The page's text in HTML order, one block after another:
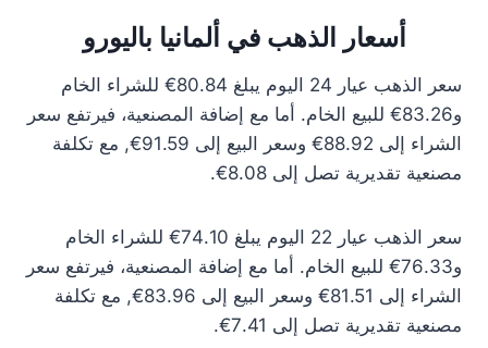
أسعار الذهب في ألمانيا باليورو
سعر الذهب عيار 24 اليوم يبلغ 80.84€ للشراء الخام
و83.26€ للبيع الخام. أما مع إضافة المصنعية، فيرتفع سعر
الشراء إلى 88.92€ وسعر البيع إلى 91.59€, مع تكلفة
مصنعية تقديرية تصل إلى 8.08€.
سعر الذهب عيار 22 اليوم يبلغ 74.10€ للشراء الخام
و76.33€ للبيع الخام. أما مع إضافة المصنعية، فيرتفع سعر
الشراء إلى 81.51€ وسعر البيع إلى 83.96€, مع تكلفة
مصنعية تقديرية تصل إلى 7.41€.